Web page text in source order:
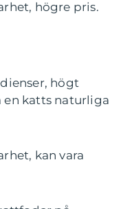
högre pris.
högt
en katts naturliga
kan vara